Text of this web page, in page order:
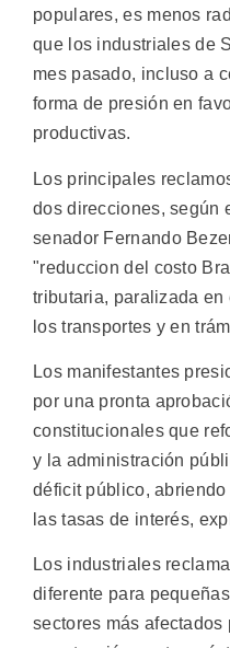
populares, es menos
que los industriales de
mes pasado, incluso a
forma de presión en
productivas.
Los principales
dos direcciones, según
senador Fernando
"reduccion del costo
tributaria, paralizada en
los transportes y en
Los manifestantes
por una pronta
constitucionales que
y la administración
déficit público,
las tasas de interés,
Los industriales
diferente para
sectores más